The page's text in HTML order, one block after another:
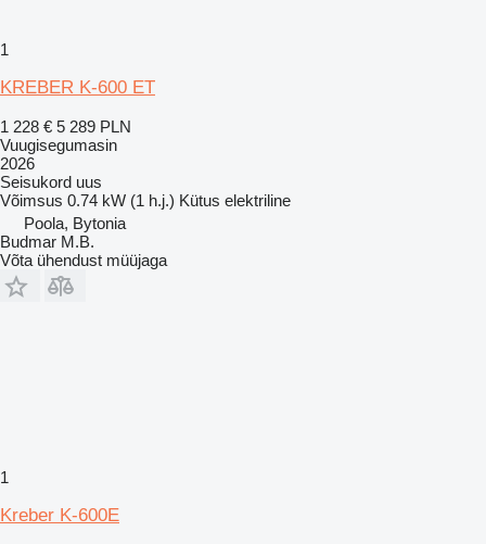
1
KREBER K-600 ET
1 228 € 5 289 PLN
Vuugisegumasin
2026
Seisukord uus
Võimsus 0.74 kW (1 h.j.) Kütus elektriline
Poola, Bytonia
Budmar M.B.
Võta ühendust müüjaga
1
Kreber K-600E